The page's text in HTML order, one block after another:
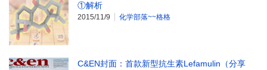
①解析
2015/11/9 化学部落~~格格
C&EN封面：首款新型抗生素Lefamulin（分享